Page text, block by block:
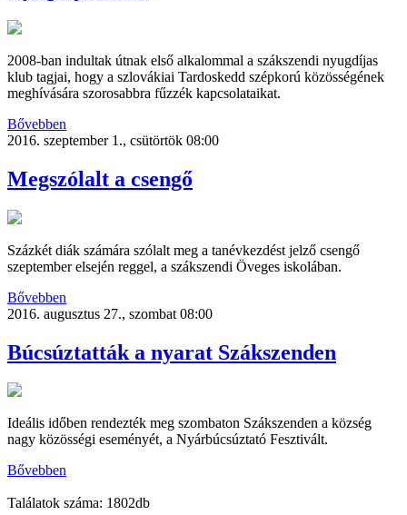
2008-ban indultak útnak első alkalommal a szákszendi nyugdíjas
klub tagjai, hogy a szlovákiai Tardoskedd szépkorú közösségének
meghívására szorosabbra fűzzék kapcsolataikat.
Bővebben
2016. szeptember 1., csütörtök 08:00
Megszólalt a csengő
Százkét diák számára szólalt meg a tanévkezdést jelző csengő
szeptember elsején reggel, a szákszendi Öveges iskolában.
Bővebben
2016. augusztus 27., szombat 08:00
Búcsúztatták a nyarat Szákszenden
Ideális időben rendezték meg szombaton Szákszenden a község
nagy közösségi eseményét, a Nyárbúcsúztató Fesztivált.
Bővebben
Találatok száma: 1802db